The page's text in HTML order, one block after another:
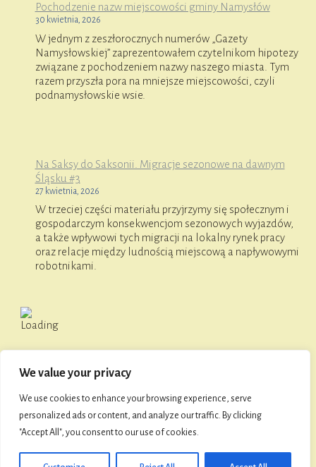
We value your privacy
We use cookies to enhance your browsing experience, serve
personalized ads or content, and analyze our traffic. By clicking
"Accept All", you consent to our use of cookies.
Pochodzenie nazw miejscowości gminy Namysłów
30 kwietnia, 2026
W jednym z zeszłorocznych numerów „Gazety
Namysłowskiej” zaprezentowałem czytelnikom hipotezy
związane z pochodzeniem nazwy naszego miasta. Tym
razem przyszła pora na mniejsze miejscowości, czyli
podnamysłowskie wsie.
Na Saksy do Saksonii. Migracje sezonowe na dawnym
Śląsku #3
27 kwietnia, 2026
W trzeciej części materiału przyjrzymy się społecznym i
gospodarczym konsekwencjom sezonowych wyjazdów,
a także wpływowi tych migracji na lokalny rynek pracy
oraz relacje między ludnością miejscową a napływowymi
robotnikami.
O FaniMani
Namysłowskiej